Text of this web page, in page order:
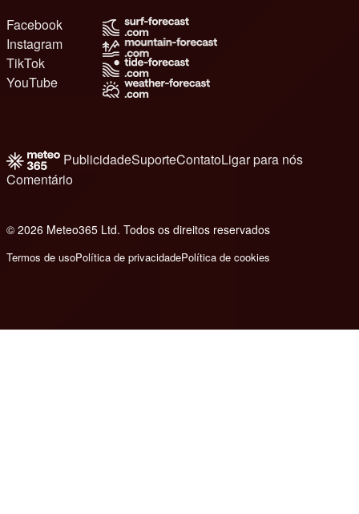
Facebook
Instagram
TikTok
YouTube
PublicidadeSuporteContatoLigar para nós
Comentário
© 2026 Meteo365 Ltd. Todos os direitos reservados
Termos de usoPolítica de privacidadePolítica de cookies